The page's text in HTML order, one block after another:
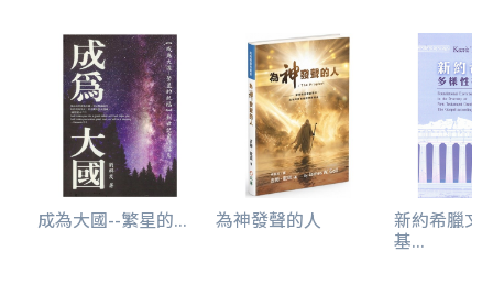
那是我十五歲時的事了。夏天的大雨如注，刷在玻璃推門
上，雨水匯成一條小溪，匆匆地流進我家草木鬱鬱的後院。
雷聲一陣接一陣轟隆隆滾過，但我們安然待在家裡，那是位
於田納西州一棟漂亮的房子。媽媽坐在廚房裡的一張椅子
上，我就站在她旁邊，手放在她的肩膀上，我的姐姐和一個
妹妹陪在我和媽媽旁邊。我們母女四人聽著面前的兩個人說
話，滕納丹和滕納卡，他們是我們的鄰居，也是我們信賴的
朋友。他們斟酌許久，尋找合適的字詞，緩慢地告訴我們外
成為大國--繁星的... 為神發聲的人 新約希臘文
基...